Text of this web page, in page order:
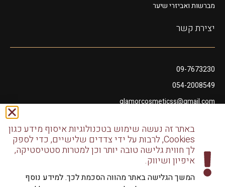
מברשות ואביזרי שיער
יצירת קשר
09-7673230
054-2008549
glamorcosmeticss@gmail.com
דודו דותן 10, נתניהבאתר זה נעשה שימוש בטכנולוגיות איסוף מידע כגון
Cookies, לרבות על ידי צדדים שלישיים, כדי לספק
לך חווית גלישה טובה יותר וכן למטרות סטטיסטיקה,
איפיון ושיווק.
המשך הגלישה באתר מהווה הסכמת לכך. למידע נוסף